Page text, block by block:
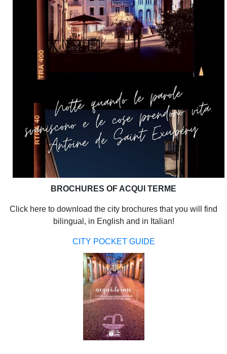
BROCHURES OF ACQUI TERME
Click here to download the city brochures that you will find
bilingual, in English and in Italian!
CITY POCKET GUIDE